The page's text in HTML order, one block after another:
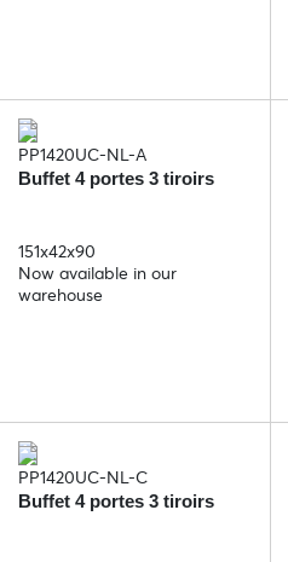
PP1420UC-NL-A
Buffet 4 portes 3 tiroirs
151x42x90
Now available in our
warehouse
PP1420UC-NL-C
Buffet 4 portes 3 tiroirs